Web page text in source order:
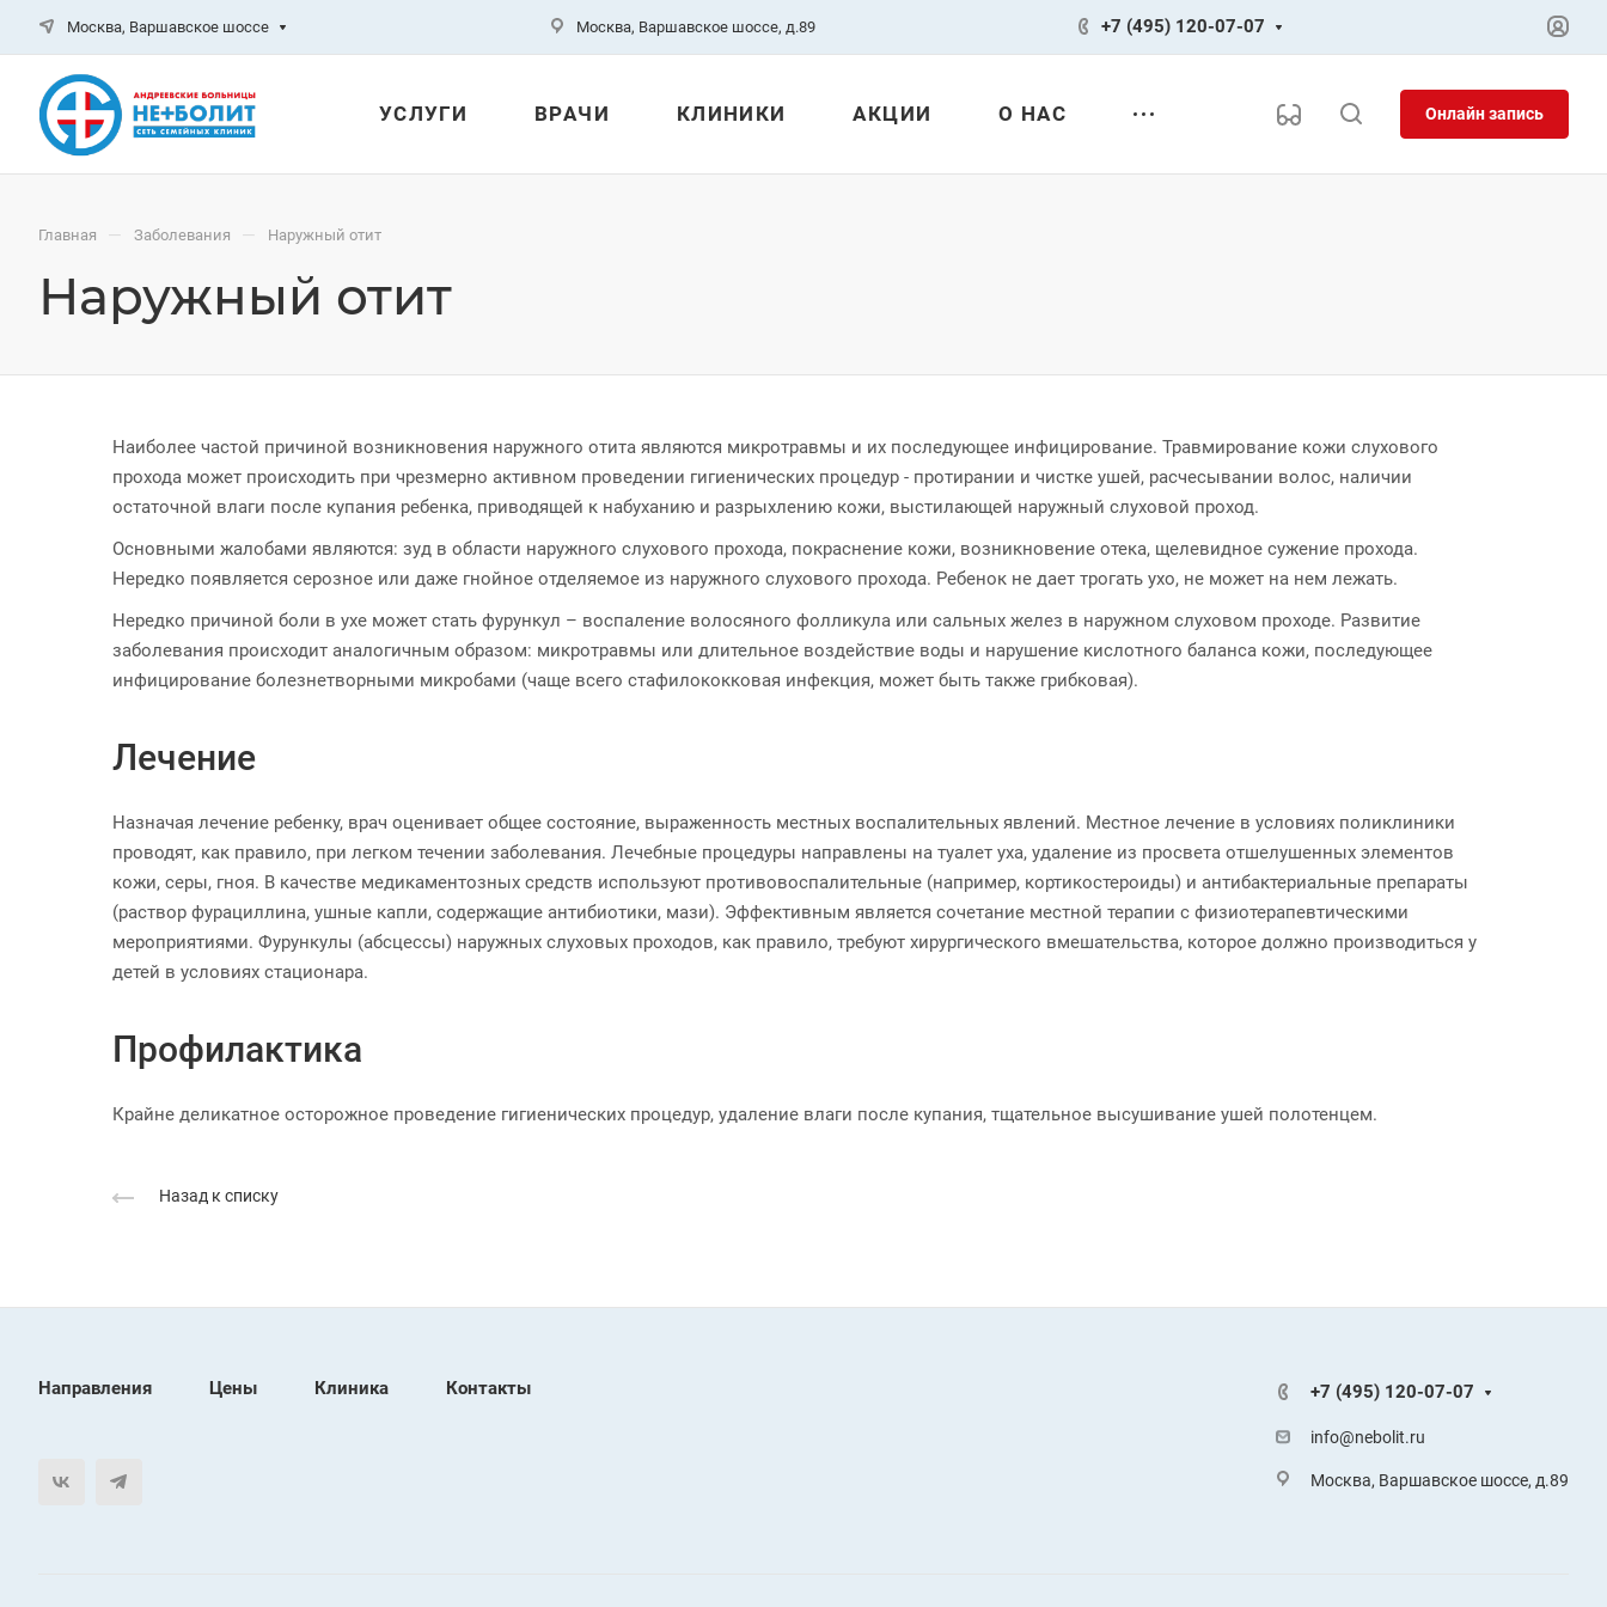
Москва, Варшавское шоссе Москва, Варшавское шоссе, д.89 +7 (495) 120-07-07
УСЛУГИ ВРАЧИ КЛИНИКИ АКЦИИ О НАС Онлайн запись
Главная — Заболевания — Наружный отит
Наружный отит
Наиболее частой причиной возникновения наружного отита являются микротравмы и их последующее инфицирование. Травмирование кожи слухового
прохода может происходить при чрезмерно активном проведении гигиенических процедур - протирании и чистке ушей, расчесывании волос, наличии
остаточной влаги после купания ребенка, приводящей к набуханию и разрыхлению кожи, выстилающей наружный слуховой проход.
Основными жалобами являются: зуд в области наружного слухового прохода, покраснение кожи, возникновение отека, щелевидное сужение прохода.
Нередко появляется серозное или даже гнойное отделяемое из наружного слухового прохода. Ребенок не дает трогать ухо, не может на нем лежать.
Нередко причиной боли в ухе может стать фурункул – воспаление волосяного фолликула или сальных желез в наружном слуховом проходе. Развитие
заболевания происходит аналогичным образом: микротравмы или длительное воздействие воды и нарушение кислотного баланса кожи, последующее
инфицирование болезнетворными микробами (чаще всего стафилококковая инфекция, может быть также грибковая).
Лечение
Назначая лечение ребенку, врач оценивает общее состояние, выраженность местных воспалительных явлений. Местное лечение в условиях поликлиники
проводят, как правило, при легком течении заболевания. Лечебные процедуры направлены на туалет уха, удаление из просвета отшелушенных элементов
кожи, серы, гноя. В качестве медикаментозных средств используют противовоспалительные (например, кортикостероиды) и антибактериальные препараты
(раствор фурациллина, ушные капли, содержащие антибиотики, мази). Эффективным является сочетание местной терапии с физиотерапевтическими
мероприятиями. Фурункулы (абсцессы) наружных слуховых проходов, как правило, требуют хирургического вмешательства, которое должно производиться у
детей в условиях стационара.
Профилактика
Крайне деликатное осторожное проведение гигиенических процедур, удаление влаги после купания, тщательное высушивание ушей полотенцем.
Назад к списку
Направления Цены Клиника Контакты +7 (495) 120-07-07
info@nebolit.ru
Москва, Варшавское шоссе, д.89